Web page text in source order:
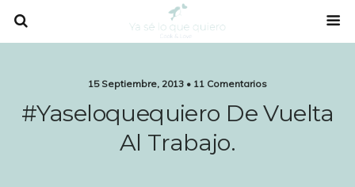
15 Septiembre, 2013 • 11 Comentarios
#Yaseloquequiero De Vuelta
Al Trabajo.